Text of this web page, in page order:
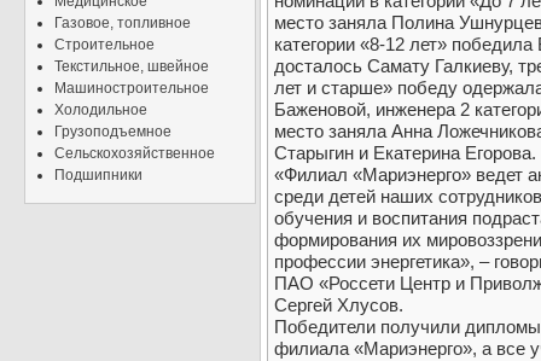
Газовое, топливное
Строительное
Текстильное, швейное
Машиностроительное
Холодильное
Грузоподъемное
Сельскохозяйственное
Подшипники
место заняла Полина
категории «8-12 лет»
досталось Самату Галкиеву,
лет и старше» победу
Баженовой, инженера 2
место заняла Анна
Старыгин и Екатерина Егорова.
«Филиал «Мариэнерго» ведет
среди детей наших
обучения и воспитания
формирования их
профессии энергетика», –
ПАО «Россети Центр и
Сергей Хлусов.
Победители получили
филиала «Мариэнерго», а все